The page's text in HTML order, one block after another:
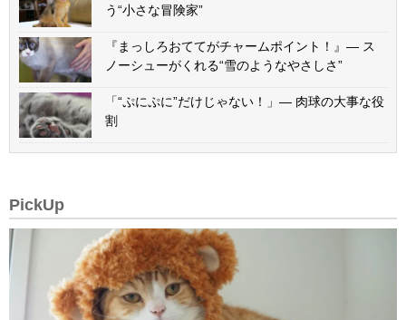
う“小さな冒険家”
『まっしろおててがチャームポイント！』— ス
ノーシューがくれる“雪のようなやさしさ”
「“ぷにぷに”だけじゃない！」— 肉球の大事な役
割
PickUp